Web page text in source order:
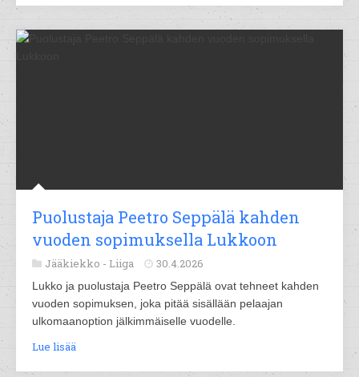
Puolustaja Peetro Seppälä kahden
vuoden sopimuksella Lukkoon
Jääkiekko - Liiga 30.4.2026
Lukko ja puolustaja Peetro Seppälä ovat tehneet kahden
vuoden sopimuksen, joka pitää sisällään pelaajan
ulkomaanoption jälkimmäiselle vuodelle.
Lue lisää